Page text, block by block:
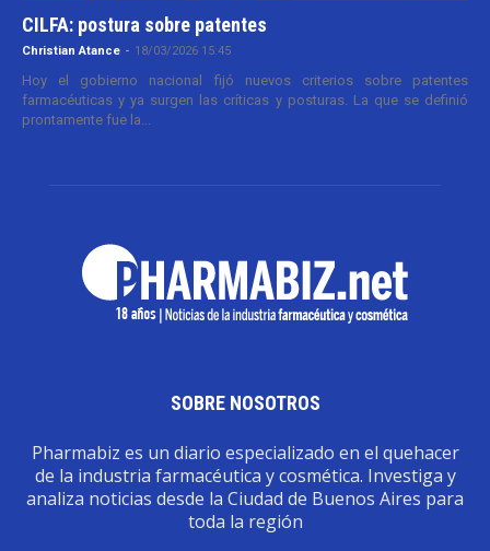
CILFA: postura sobre patentes
Christian Atance - 18/03/2026 15:45
Hoy el gobierno nacional fijó nuevos criterios sobre patentes
farmacéuticas y ya surgen las críticas y posturas. La que se definió
prontamente fue la...
SOBRE NOSOTROS
Pharmabiz es un diario especializado en el quehacer
de la industria farmacéutica y cosmética. Investiga y
analiza noticias desde la Ciudad de Buenos Aires para
toda la región